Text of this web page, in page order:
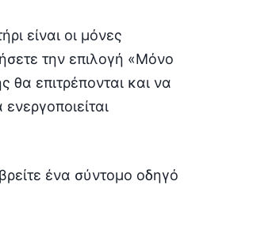
είναι οι μόνες
την επιλογή «Μόνο
θα επιτρέπονται και να
ένα σύντομο οδηγό